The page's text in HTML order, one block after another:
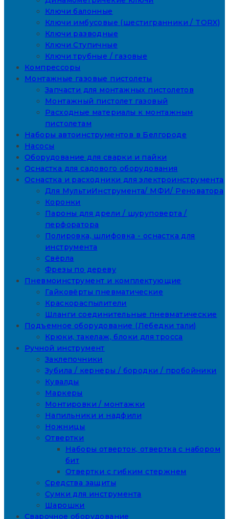
Ключи балонные
Ключи имбусовые (шестигранники / TORX)
Ключи разводные
Ключи Ступичные
Ключи трубные / газовые
Компрессоры
Монтажные газовые пистолеты
Запчасти для монтажных пистолетов
Монтажный пистолет газовый
Расходные материалы к монтажным
пистолетам
Наборы автоинструментов в Белгороде
Насосы
Оборудование для сварки и пайки
Оснастка для садового оборудования
Оснастка и расходники для электроинструмента
Для МультиИнструмента/ МФИ/ Реноватора
Коронки
Пароны для дрели / шуруповерта /
перфоратора
Полировка, шлифовка - оснастка для
инструмента
Свёрла
Фрезы по дереву
Пневмоинструмент и комплектующие
Гайковёрты пневматические
Краскораспылители
Шланги соединительные пневматические
Подъемное оборудование (Лебедки тали)
Крюки, такелаж, блоки для тросса
Ручной инструмент
Заклепочники
Зубила / кернеры / бородки / пробойники
Кувалды
Маркеры
Монтировки / монтажки
Напильники и надфили
Ножницы
Отвертки
Наборы отверток, отвертка с набором
бит
Отвертки с гибким стержнем
Средства защиты
Сумки для инструмента
Шарошки
Сварочное оборудование